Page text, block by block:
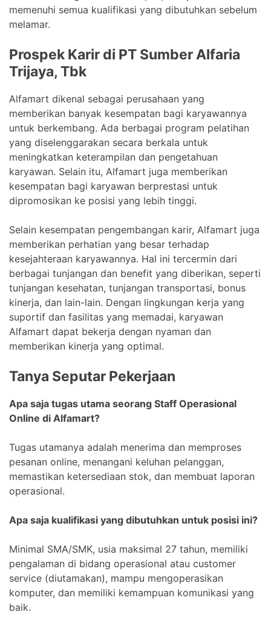
memenuhi semua kualifikasi yang dibutuhkan sebelum
melamar.
Prospek Karir di PT Sumber Alfaria
Trijaya, Tbk
Alfamart dikenal sebagai perusahaan yang
memberikan banyak kesempatan bagi karyawannya
untuk berkembang. Ada berbagai program pelatihan
yang diselenggarakan secara berkala untuk
meningkatkan keterampilan dan pengetahuan
karyawan. Selain itu, Alfamart juga memberikan
kesempatan bagi karyawan berprestasi untuk
dipromosikan ke posisi yang lebih tinggi.
Selain kesempatan pengembangan karir, Alfamart juga
memberikan perhatian yang besar terhadap
kesejahteraan karyawannya. Hal ini tercermin dari
berbagai tunjangan dan benefit yang diberikan, seperti
tunjangan kesehatan, tunjangan transportasi, bonus
kinerja, dan lain-lain. Dengan lingkungan kerja yang
suportif dan fasilitas yang memadai, karyawan
Alfamart dapat bekerja dengan nyaman dan
memberikan kinerja yang optimal.
Tanya Seputar Pekerjaan
Apa saja tugas utama seorang Staff Operasional
Online di Alfamart?
Tugas utamanya adalah menerima dan memproses
pesanan online, menangani keluhan pelanggan,
memastikan ketersediaan stok, dan membuat laporan
operasional.
Apa saja kualifikasi yang dibutuhkan untuk posisi ini?
Minimal SMA/SMK, usia maksimal 27 tahun, memiliki
pengalaman di bidang operasional atau customer
service (diutamakan), mampu mengoperasikan
komputer, dan memiliki kemampuan komunikasi yang
baik.